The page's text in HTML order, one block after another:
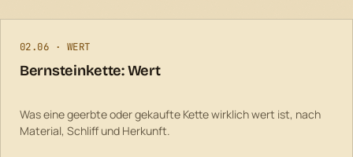
02.06 · WERT
Bernsteinkette: Wert
Was eine geerbte oder gekaufte Kette wirklich wert ist, nach
Material, Schliff und Herkunft.